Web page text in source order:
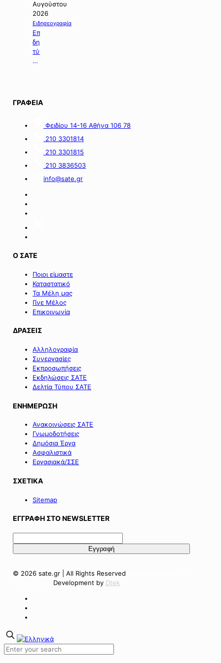
για
τη
χορήγηση
ενίσχυσης
σε
επιχειρήσεις
της
Σαμοθράκης».
Αυγούστου
2026
Ειδησεογραφία
Επιλογή
δημοσιευμάτων
τύπου
της
ΓΡΑΦΕΙΑ
Φειδίου 14-16 Αθήνα 106 78
210 3301814
210 3301815
210 3836503
info@sate.gr
Ο ΣΑΤΕ
Ποιοι είμαστε
Καταστατικό
Τα Μέλη μας
Γίνε Μέλος
Επικοινωνία
ΔΡΑΣΕΙΣ
Αλληλογραφία
Συνεργασίες
Εκπροσωπήσεις
Εκδηλώσεις ΣΑΤΕ
Δελτία Τύπου ΣΑΤΕ
ΕΝΗΜΕΡΩΣΗ
Ανακοινώσεις ΣΑΤΕ
Γνωμοδοτήσεις
Δημόσια Έργα
Ασφαλιστικά
Εργασιακά/ΣΣΕ
ΣΧΕΤΙΚΑ
Sitemap
ΕΓΓΡΑΦΗ ΣΤΟ NEWSLETTER
© 2026 sate.gr | All Rights Reserved
Development by Dtek